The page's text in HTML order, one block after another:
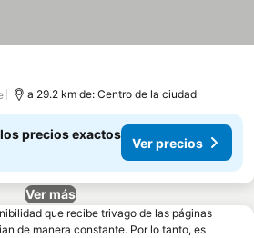
a 29.2 km de: Centro de la ciudad
precios exactos
Ver precios
Ver más
que recibe trivago de las páginas
de manera constante. Por lo tanto, es